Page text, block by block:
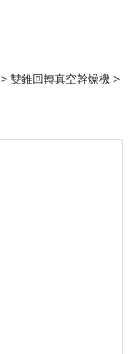
>雙錐回轉真空幹燥機 >